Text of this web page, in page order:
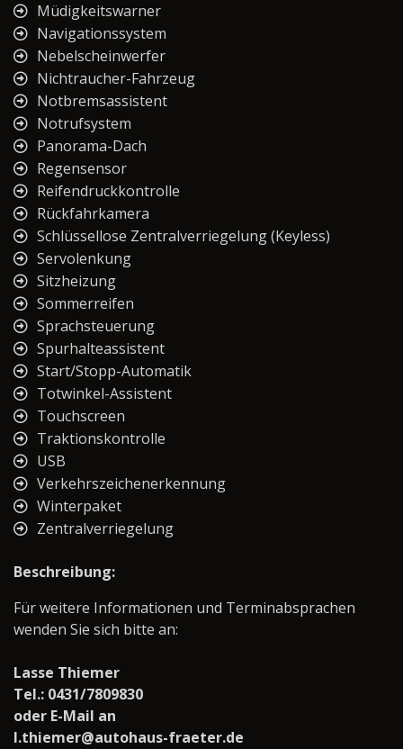
Müdigkeitswarner
Navigationssystem
Nebelscheinwerfer
Nichtraucher-Fahrzeug
Notbremsassistent
Notrufsystem
Panorama-Dach
Regensensor
Reifendruckkontrolle
Rückfahrkamera
Schlüssellose Zentralverriegelung (Keyless)
Servolenkung
Sitzheizung
Sommerreifen
Sprachsteuerung
Spurhalteassistent
Start/Stopp-Automatik
Totwinkel-Assistent
Touchscreen
Traktionskontrolle
USB
Verkehrszeichenerkennung
Winterpaket
Zentralverriegelung
Beschreibung:
Für weitere Informationen und Terminabsprachen
wenden Sie sich bitte an:
Lasse Thiemer
Tel.: 0431/7809830
oder E-Mail an
l.thiemer@autohaus-fraeter.de